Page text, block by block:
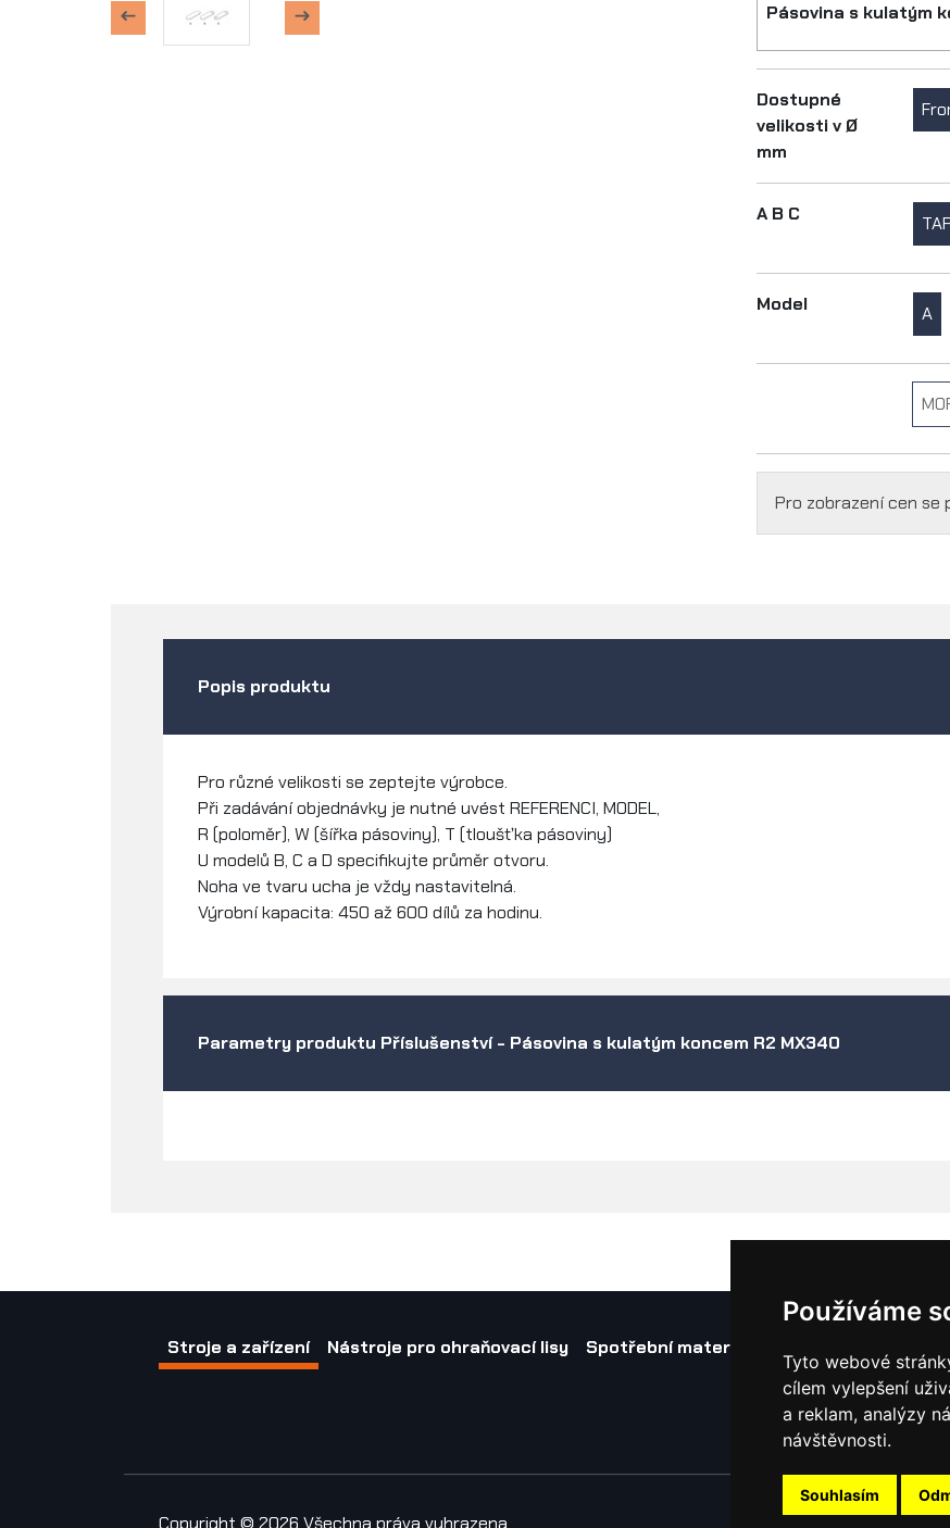
Používáme
Tyto webové
cílem vylepšení
a reklam, analýzy
návštěvnosti.
Souhlasím
Pásovina s kulatým
Dostupné
velikosti v Ø
mm
A B C
Model A
Pro zobrazení cen se
Popis produktu
Pro různé velikosti se zeptejte výrobce.
Při zadávání objednávky je nutné uvést REFERENCI, MODEL,
R (poloměr), W (šířka pásoviny), T (tloušťka pásoviny)
U modelů B, C a D specifikujte průměr otvoru.
Noha ve tvaru ucha je vždy nastavitelná.
Výrobní kapacita: 450 až 600 dílů za hodinu.
Parametry produktu Příslušenství - Pásovina s kulatým koncem R2 MX340
Stroje a zařízení Nástroje pro ohraňovací lisy Spotřební materiál a nástroje
Copyright © 2026 Všechna práva vyhrazena